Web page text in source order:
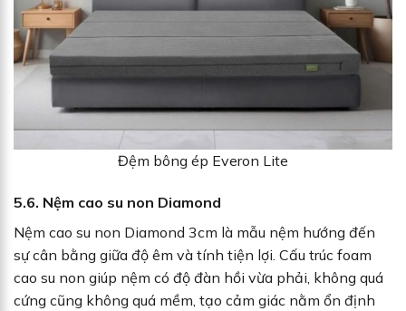
Đệm bông ép Everon Lite
5.6. Nệm cao su non Diamond
Nệm cao su non Diamond 3cm là mẫu nệm hướng đến
sự cân bằng giữa độ êm và tính tiện lợi. Cấu trúc foam
cao su non giúp nệm có độ đàn hồi vừa phải, không quá
cứng cũng không quá mềm, tạo cảm giác nằm ổn định